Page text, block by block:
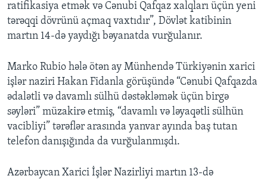
ratifikasiya etmək və Cənubi Qafqaz xalqları üçün yeni
tərəqqi dövrünü açmaq vaxtıdır”, Dövlət katibinin
martın 14-də yaydığı bəyanatda vurğulanır.
Marko Rubio hələ ötən ay Münhendə Türkiyənin xarici
işlər naziri Hakan Fidanla görüşündə “Cənubi Qafqazda
ədalətli və davamlı sülhü dəstəkləmək üçün birgə
səyləri” müzakirə etmiş, “davamlı və ləyaqətli sülhün
vacibliyi” tərəflər arasında yanvar ayında baş tutan
telefon danışığında da vurğulanmışdı.
Azərbaycan Xarici İşlər Nazirliyi martın 13-də